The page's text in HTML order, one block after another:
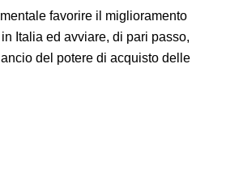
favorire il miglioramento
Italia ed avviare, di pari passo,
del potere di acquisto delle